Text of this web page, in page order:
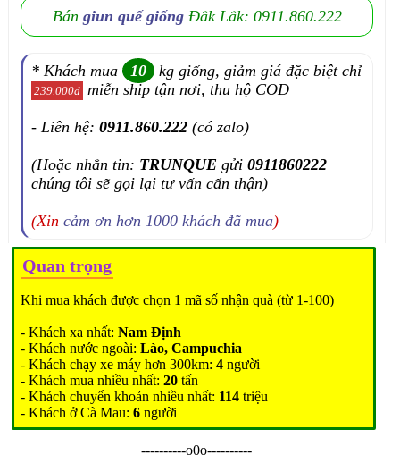
Bán giun quế giốngĐắk Lắk: 0911.860.222
* Khách mua 10 kg giống, giảm giá đặc biệt chỉ
239.000đ miễn ship tận nơi, thu hộ COD
- Liên hệ:0911.860.222 (có zalo)
(Hoặc nhắn tin: TRUNQUE gửi0911860222
chúng tôi sẽ gọi lại tư vấn cẩn thận)
(Xincảm ơn hơn 1000 khách đã mua)
Quan trọng
Khi mua khách được chọn 1 mã số nhận quà (từ 1-100)
- Khách xa nhất:Nam Định
- Khách nước ngoài:Lào, Campuchia
- Khách chạy xe máy hơn 300km:4 người
- Khách mua nhiều nhất:20 tấn
- Khách chuyển khoản nhiều nhất: 114 triệu
- Khách ở Cà Mau:6 người
----------o0o----------